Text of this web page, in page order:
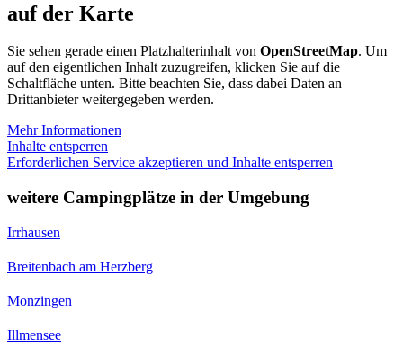
auf der Karte
Sie sehen gerade einen Platzhalterinhalt von OpenStreetMap. Um
auf den eigentlichen Inhalt zuzugreifen, klicken Sie auf die
Schaltfläche unten. Bitte beachten Sie, dass dabei Daten an
Drittanbieter weitergegeben werden.
Mehr Informationen
Inhalte entsperren
Erforderlichen Service akzeptieren und Inhalte entsperren
weitere Campingplätze in der Umgebung
Irrhausen
Breitenbach am Herzberg
Monzingen
Illmensee